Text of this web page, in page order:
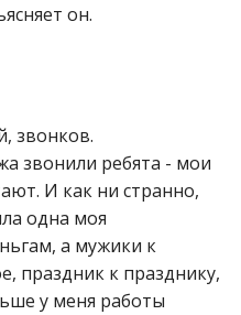
он.
звонков.
звонили ребята - мои
И как ни странно,
одна моя
а мужики к
праздник к празднику,
у меня работы